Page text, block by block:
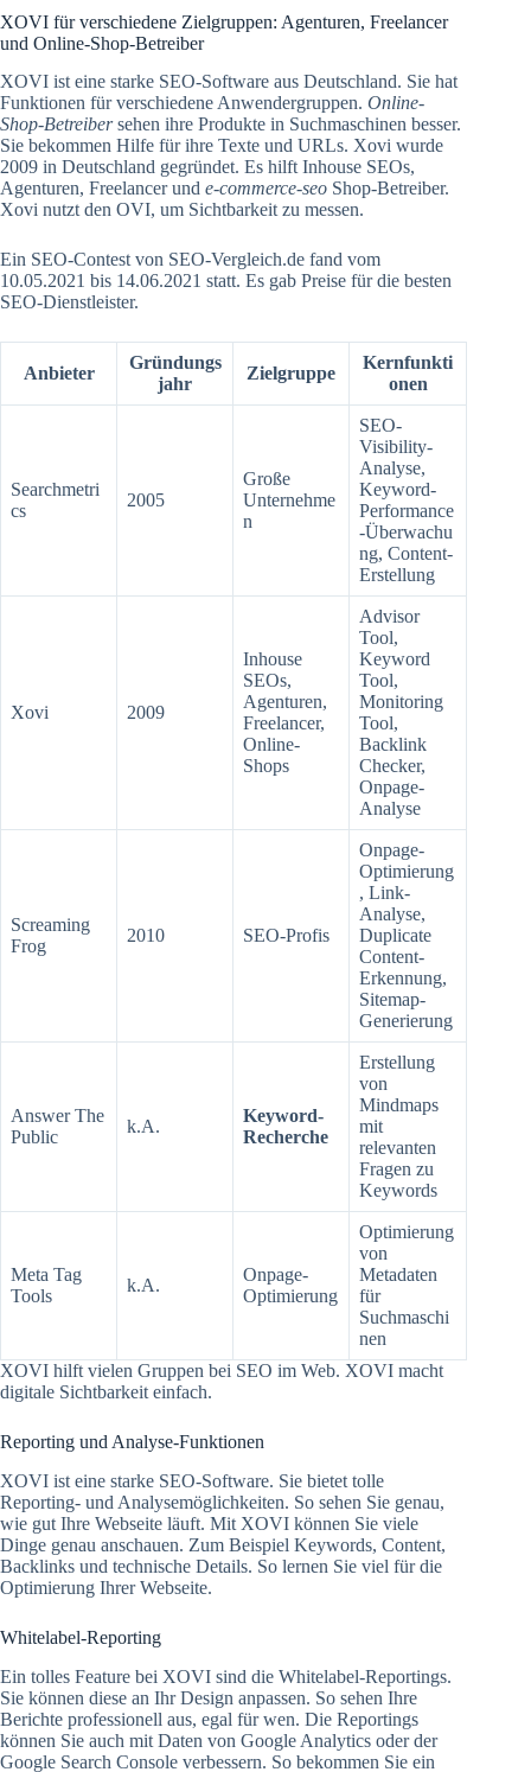
XOVI für verschiedene Zielgruppen: Agenturen, Freelancer
und Online-Shop-Betreiber
XOVI ist eine starke SEO-Software aus Deutschland. Sie hat
Funktionen für verschiedene Anwendergruppen. Online-
Shop-Betreibersehen ihre Produkte in Suchmaschinen besser.
Sie bekommen Hilfe für ihre Texte und URLs. Xovi wurde
2009 in Deutschland gegründet. Es hilft Inhouse SEOs,
Agenturen, Freelancer und e-commerce-seo Shop-Betreiber.
Xovi nutzt den OVI, um Sichtbarkeit zu messen.
Ein SEO-Contest von SEO-Vergleich.de fand vom
10.05.2021 bis 14.06.2021 statt. Es gab Preise für die besten
SEO-Dienstleister.
Anbieter
Gründungs
jahr
Zielgruppe
Kernfunkti
onen
Searchmetri
cs
2005
Große
Unternehme
n
SEO-
Visibility-
Analyse,
Keyword-
Performance
-Überwachu
ng, Content-
Erstellung
Xovi 2009
Inhouse
SEOs,
Agenturen,
Freelancer,
Online-
Shops
Advisor
Tool,
Keyword
Tool,
Monitoring
Tool,
Backlink
Checker,
Onpage-
Analyse
Screaming
Frog
2010 SEO-Profis
Onpage-
Optimierung
, Link-
Analyse,
Duplicate
Content-
Erkennung,
Sitemap-
Generierung
Answer The
Public
k.A.
Keyword-
Recherche
Erstellung
von
Mindmaps
mit
relevanten
Fragen zu
Keywords
Meta Tag
Tools
k.A.
Onpage-
Optimierung
Optimierung
von
Metadaten
für
Suchmaschi
nen
XOVI hilft vielen Gruppen bei SEO im Web. XOVI macht
digitale Sichtbarkeit einfach.
Reporting und Analyse-Funktionen
XOVI ist eine starke SEO-Software. Sie bietet tolle
Reporting- und Analysemöglichkeiten. So sehen Sie genau,
wie gut Ihre Webseite läuft. Mit XOVI können Sie viele
Dinge genau anschauen. Zum Beispiel Keywords, Content,
Backlinks und technische Details. So lernen Sie viel für die
Optimierung Ihrer Webseite.
Whitelabel-Reporting
Ein tolles Feature bei XOVI sind die Whitelabel-Reportings.
Sie können diese an Ihr Design anpassen. So sehen Ihre
Berichte professionell aus, egal für wen. Die Reportings
können Sie auch mit Daten von Google Analytics oder der
Google Search Console verbessern. So bekommen Sie ein